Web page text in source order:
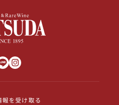
報を受け取る